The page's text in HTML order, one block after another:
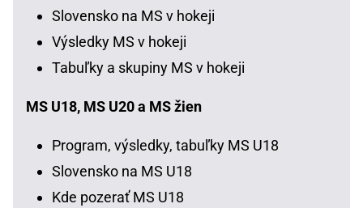
Slovensko na MS v hokeji
Výsledky MS v hokeji
Tabuľky a skupiny MS v hokeji
MS U18, MS U20 a MS žien
Program, výsledky, tabuľky MS U18
Slovensko na MS U18
Kde pozerať MS U18